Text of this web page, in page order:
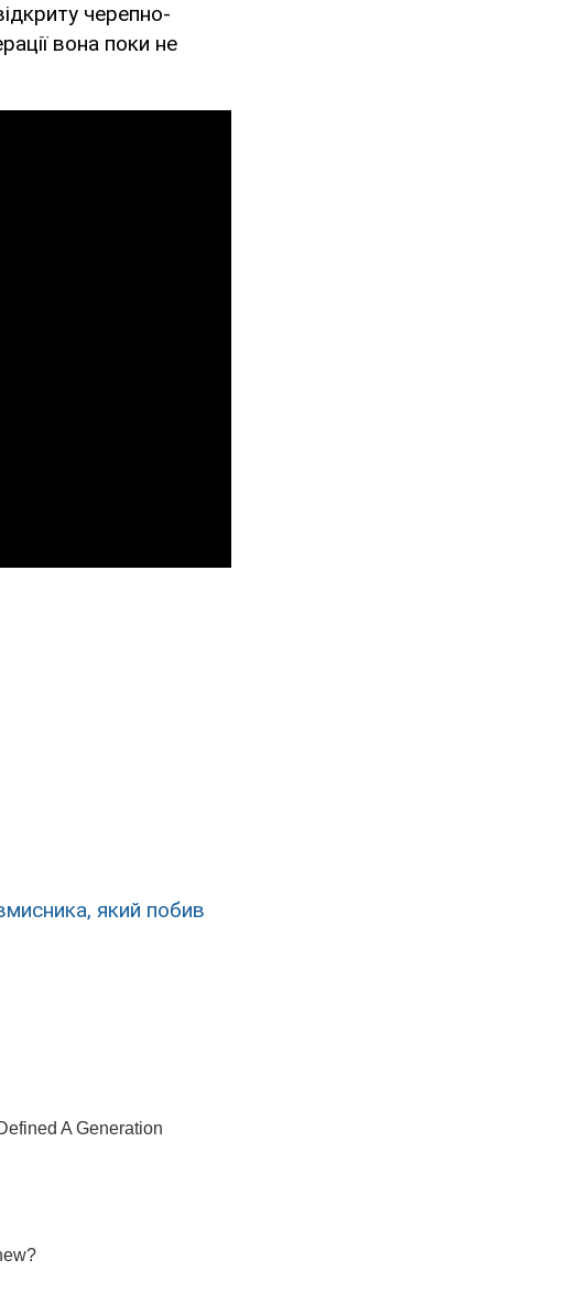
черепно-
вона поки не
який побив